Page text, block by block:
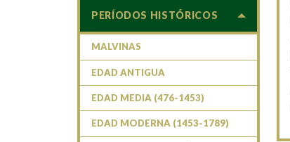
PERÍODOS HISTÓRICOS
MALVINAS
EDAD ANTIGUA
EDAD MEDIA (476-1453)
EDAD MODERNA (1453-1789)